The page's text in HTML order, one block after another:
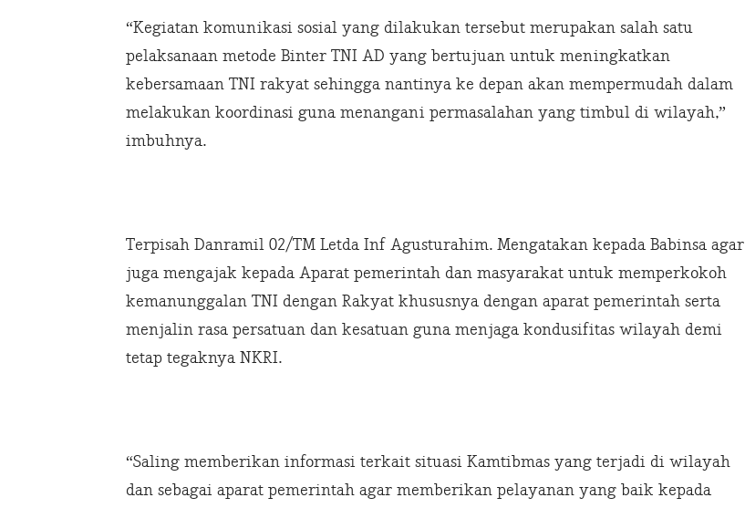
“Kegiatan komunikasi sosial yang dilakukan tersebut merupakan salah satu
pelaksanaan metode Binter TNI AD yang bertujuan untuk meningkatkan
kebersamaan TNI rakyat sehingga nantinya ke depan akan mempermudah dalam
melakukan koordinasi guna menangani permasalahan yang timbul di wilayah,”
imbuhnya.
Terpisah Danramil 02/TM Letda Inf Agusturahim. Mengatakan kepada Babinsa agar
juga mengajak kepada Aparat pemerintah dan masyarakat untuk memperkokoh
kemanunggalan TNI dengan Rakyat khususnya dengan aparat pemerintah serta
menjalin rasa persatuan dan kesatuan guna menjaga kondusifitas wilayah demi
tetap tegaknya NKRI.
“Saling memberikan informasi terkait situasi Kamtibmas yang terjadi di wilayah
dan sebagai aparat pemerintah agar memberikan pelayanan yang baik kepada